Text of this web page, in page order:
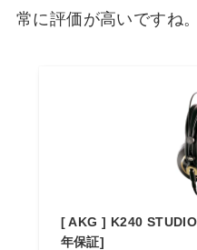
常に評価が高いですね。
[ AKG ] K240
年保証]